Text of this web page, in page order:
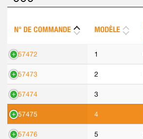
N° DE COMMANDE MODÈLE
557472 1
557473 2
557474 3
557475 4
557476 5